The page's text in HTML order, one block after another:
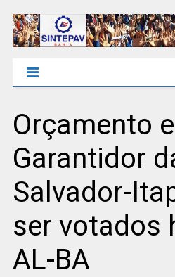
Orçamento
Garantidor
Salvador-
ser votados
AL-BA